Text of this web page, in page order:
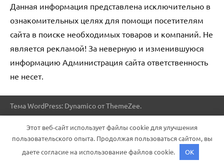
Данная информация представлена исключительно в
ознакомительных целях для помощи посетителям
сайта в поиске необходимых товаров и компаний. Не
является рекламой! За неверную и изменившуюся
информацию Администрация сайта ответственность
не несет.
Тема WordPress: Dynamico от ThemeZee.
Этот веб-сайт использует файлы cookie для улучшения
пользовательского опыта. Продолжая пользоваться сайтом, вы
даете согласие на использование файлов cookie.
OK